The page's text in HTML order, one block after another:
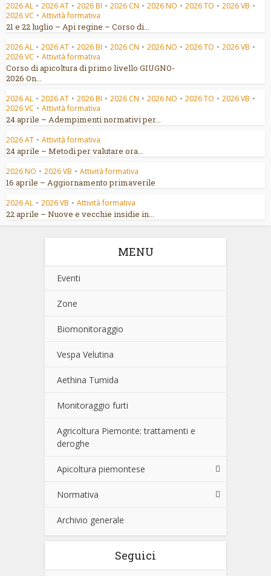
2026 AL • 2026 AT • 2026 BI • 2026 CN • 2026 NO • 2026 TO • 2026 VB •
2026 VC • Attività formativa
21 e 22 luglio – Api regine – Corso di...
2026 AL • 2026 AT • 2026 BI • 2026 CN • 2026 NO • 2026 TO • 2026 VB •
2026 VC • Attività formativa
Corso di apicoltura di primo livello GIUGNO-
2026 On...
2026 AL • 2026 AT • 2026 BI • 2026 CN • 2026 NO • 2026 TO • 2026 VB •
2026 VC • Attività formativa
24 aprile – Adempimenti normativi per...
2026 AT • Attività formativa
24 aprile – Metodi per valutare ora...
2026 NO • 2026 VB • Attività formativa
16 aprile – Aggiornamento primaverile
2026 AL • 2026 VB • Attività formativa
22 aprile – Nuove e vecchie insidie in...
MENU
Eventi
Zone
Biomonitoraggio
Vespa Velutina
Aethina Tumida
Monitoraggio furti
Agricoltura Piemonte: trattamenti e
deroghe
Apicoltura piemontese
Normativa
Archivio generale
Seguici